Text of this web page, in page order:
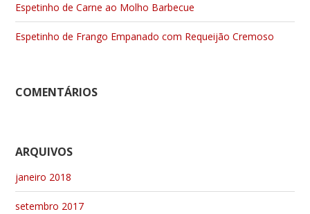
Espetinho de Carne ao Molho Barbecue
Espetinho de Frango Empanado com Requeijão Cremoso
COMENTÁRIOS
ARQUIVOS
janeiro 2018
setembro 2017